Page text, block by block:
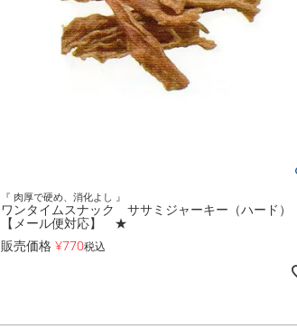
『 肉厚で硬め、消化よし 』
ワンタイムスナック ササミジャーキー（ハード）
【メール便対応】 ★
販売価格 ¥770税込